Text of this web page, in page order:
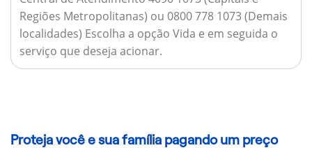
Regiões Metropolitanas) ou 0800 778 1073 (Demais
localidades) Escolha a opção Vida e em seguida o
serviço que deseja acionar.
Proteja você e sua família pagando um preço